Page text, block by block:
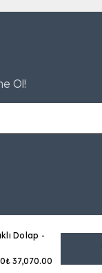
Dolap -
₺ 37,070.00
Ol!
Saklıdır | Kilim